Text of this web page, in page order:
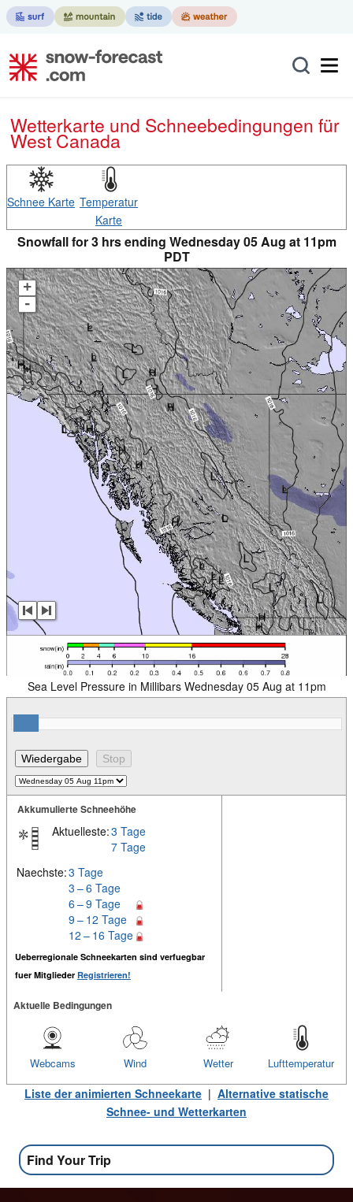
Wetterkarte und Schneebedingungen für
West Canada
Schnee Karte Temperatur
Karte
Snowfall for 3 hrs ending Wednesday 05 Aug at 11pm
PDT
+
-
Sea Level Pressure in Millibars Wednesday 05 Aug at 11pm
Akkumulierte Schneehöhe
Aktuelleste:3 Tage
7 Tage
Naechste:3 Tage
3 – 6 Tage
6 – 9 Tage
9 – 12 Tage
12 – 16 Tage
Ueberregionale Schneekarten sind verfuegbar
fuer Mitglieder Registrieren!
Aktuelle Bedingungen
Lufttemperatur
Wetter
Wind
Webcams
Liste der animierten Schneekarte | Alternative statische
Schnee- und Wetterkarten
Find Your Trip